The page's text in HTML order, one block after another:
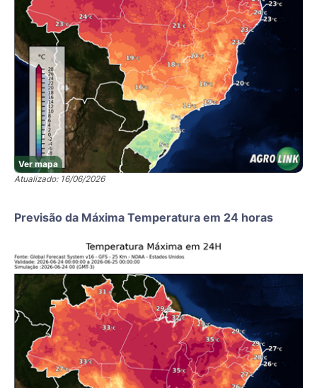
Ver mapa
Atualizado: 16/06/2026
Previsão da Máxima Temperatura em 24 horas